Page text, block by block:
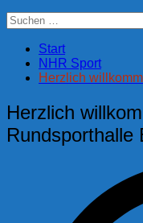
Start
NHR Sport
Herzlich
Herzlich
Rundsporthalle